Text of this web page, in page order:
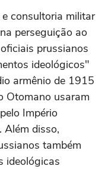
consultoria militar
perseguição ao
prussianos
ideológicos"
armênio de 1915
Otomano usaram
Império
Além disso,
também
ideológicas